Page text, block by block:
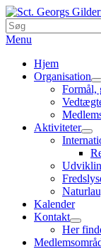
Skip
to
content
Sct. Georgs Gilderne
Search
for:
Menu
Primær
menu
Hjem
Organisation
Formål,
Aktiviteter
Kalender
Kontakt
child
menu
Her